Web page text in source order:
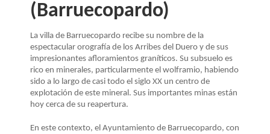
AYUDA
NAVEGACIÓN
(Barruecopardo)
La villa de Barruecopardo recibe su nombre de la
espectacular orografía de los Arribes del Duero y de sus
impresionantes afloramientos graníticos. Su subsuelo es
rico en minerales, particularmente el wolframio, habiendo
sido a lo largo de casi todo el siglo XX un centro de
explotación de este mineral. Sus importantes minas están
hoy cerca de su reapertura.
En este contexto, el Ayuntamiento de Barruecopardo, con